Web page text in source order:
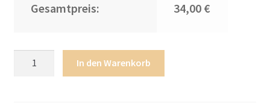
Gesamtpreis: 34,00 €
In den Warenkorb